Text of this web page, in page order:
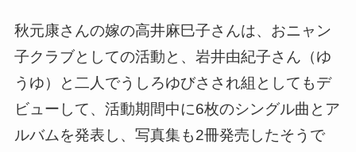
秋元康さんの嫁の高井麻巳子さんは、おニャン
子クラブとしての活動と、岩井由紀子さん（ゆ
うゆ）と二人でうしろゆびさされ組としてもデ
ビューして、活動期間中に6枚のシングル曲とア
ルバムを発表し、写真集も2冊発売したそうで